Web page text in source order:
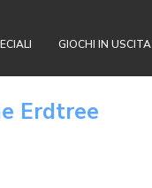
GIOCHI IN USCITA
Erdtree